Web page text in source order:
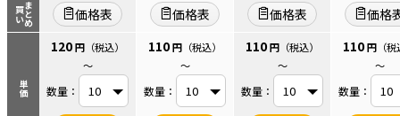
まとめ
買い
単価
価格表
価格表 価格表
価格
120円 （税込）
～
数量：
110円 （税込）
～
数量：
110円 （税込）
～
数量：
110円 （
～
数量：